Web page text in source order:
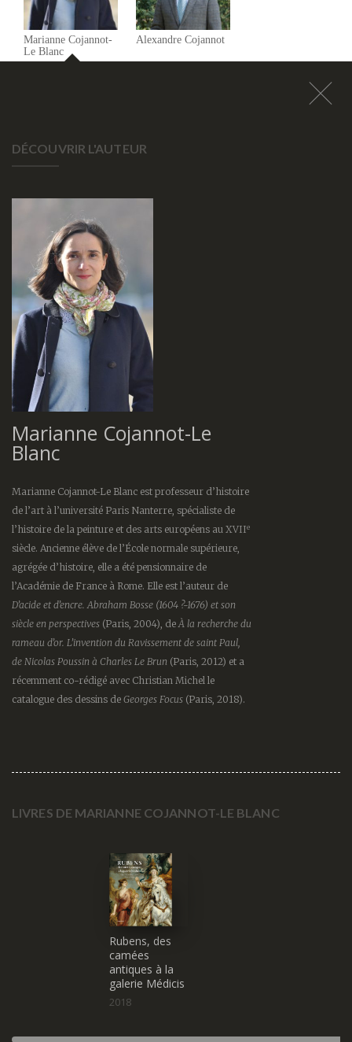
Marianne Cojannot-
Le Blanc
DÉCOUVRIR L'AUTEUR
Marianne Cojannot-Le
Blanc
Marianne Cojannot-Le Blanc est professeur d’histoire
de l’art à l’université Paris Nanterre, spécialiste de
l’histoire de la peinture et des arts européens au XVIIe
siècle. Ancienne élève de l’École normale supérieure,
agrégée d’histoire, elle a été pensionnaire de
l’Académie de France à Rome. Elle est l’auteur de
D’acide et d’encre. Abraham Bosse (1604 ?-1676) et son
siècle en perspectives (Paris, 2004), deÀ la recherche du
rameau d’or. L’invention du Ravissement de saint Paul,
de Nicolas Poussin à Charles Le Brun (Paris, 2012) et a
récemment co-rédigé avec Christian Michel le
catalogue des dessins de Georges Focus (Paris, 2018).
LIVRES DE MARIANNE COJANNOT-LE BLANC
Rubens, des
camées
antiques à la
galerie Médicis
2018
Alexandre Cojannot
Jérôme Coignard